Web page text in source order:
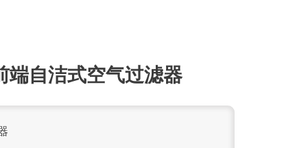
端自洁式空气过滤器